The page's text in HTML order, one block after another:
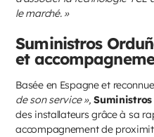
le marché. »
Suministros
et
Basée en Espagne et
de son service »,
des installateurs grâce à sa
accompagnement de